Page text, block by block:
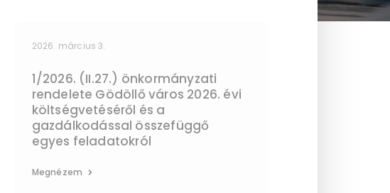
2026. március 3.
1/2026. (II.27.) önkormányzati
rendelete Gödöllő város 2026. évi
költségvetéséről és a
gazdálkodással összefüggő
egyes feladatokról
Megnézem